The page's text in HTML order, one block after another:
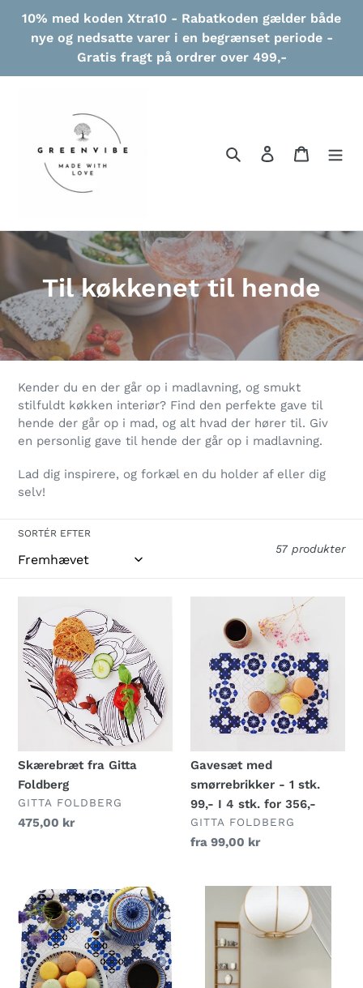
indhold
10% med koden Xtra10 - Rabatkoden gælder både
nye og nedsatte varer i en begrænset periode -
Gratis fragt på ordrer over 499,-
Søg Log ind
K
o
l
l
e
k
t
i
o
n
Til køkkenet til hende
Kender du en der går op i madlavning, og smukt
stilfuldt køkken interiør? Find den perfekte gave til
hende der går op i mad, og alt hvad der hører til. Giv
en personlig gave til hende der går op i madlavning.
Lad dig inspirere, og forkæl en du holder af eller dig
selv!
SORTÉR EFTER
57 produkter
fra
Gitta
Foldberg
Skærebræt fra Gitta
Foldberg
FORHANDLER
GITTA FOLDBERG
Normalpris
475,00 kr
smørrebrikker
stk.
99,-
4
stk.
for
356,-
Gavesæt med
smørrebrikker - 1 stk.
99,- I 4 stk. for 356,-
FORHANDLER
GITTA FOLDBERG
Normalpris
fra 99,00 kr
Serveringsbakke
fra
Gitta
Foldberg
Foursquare,